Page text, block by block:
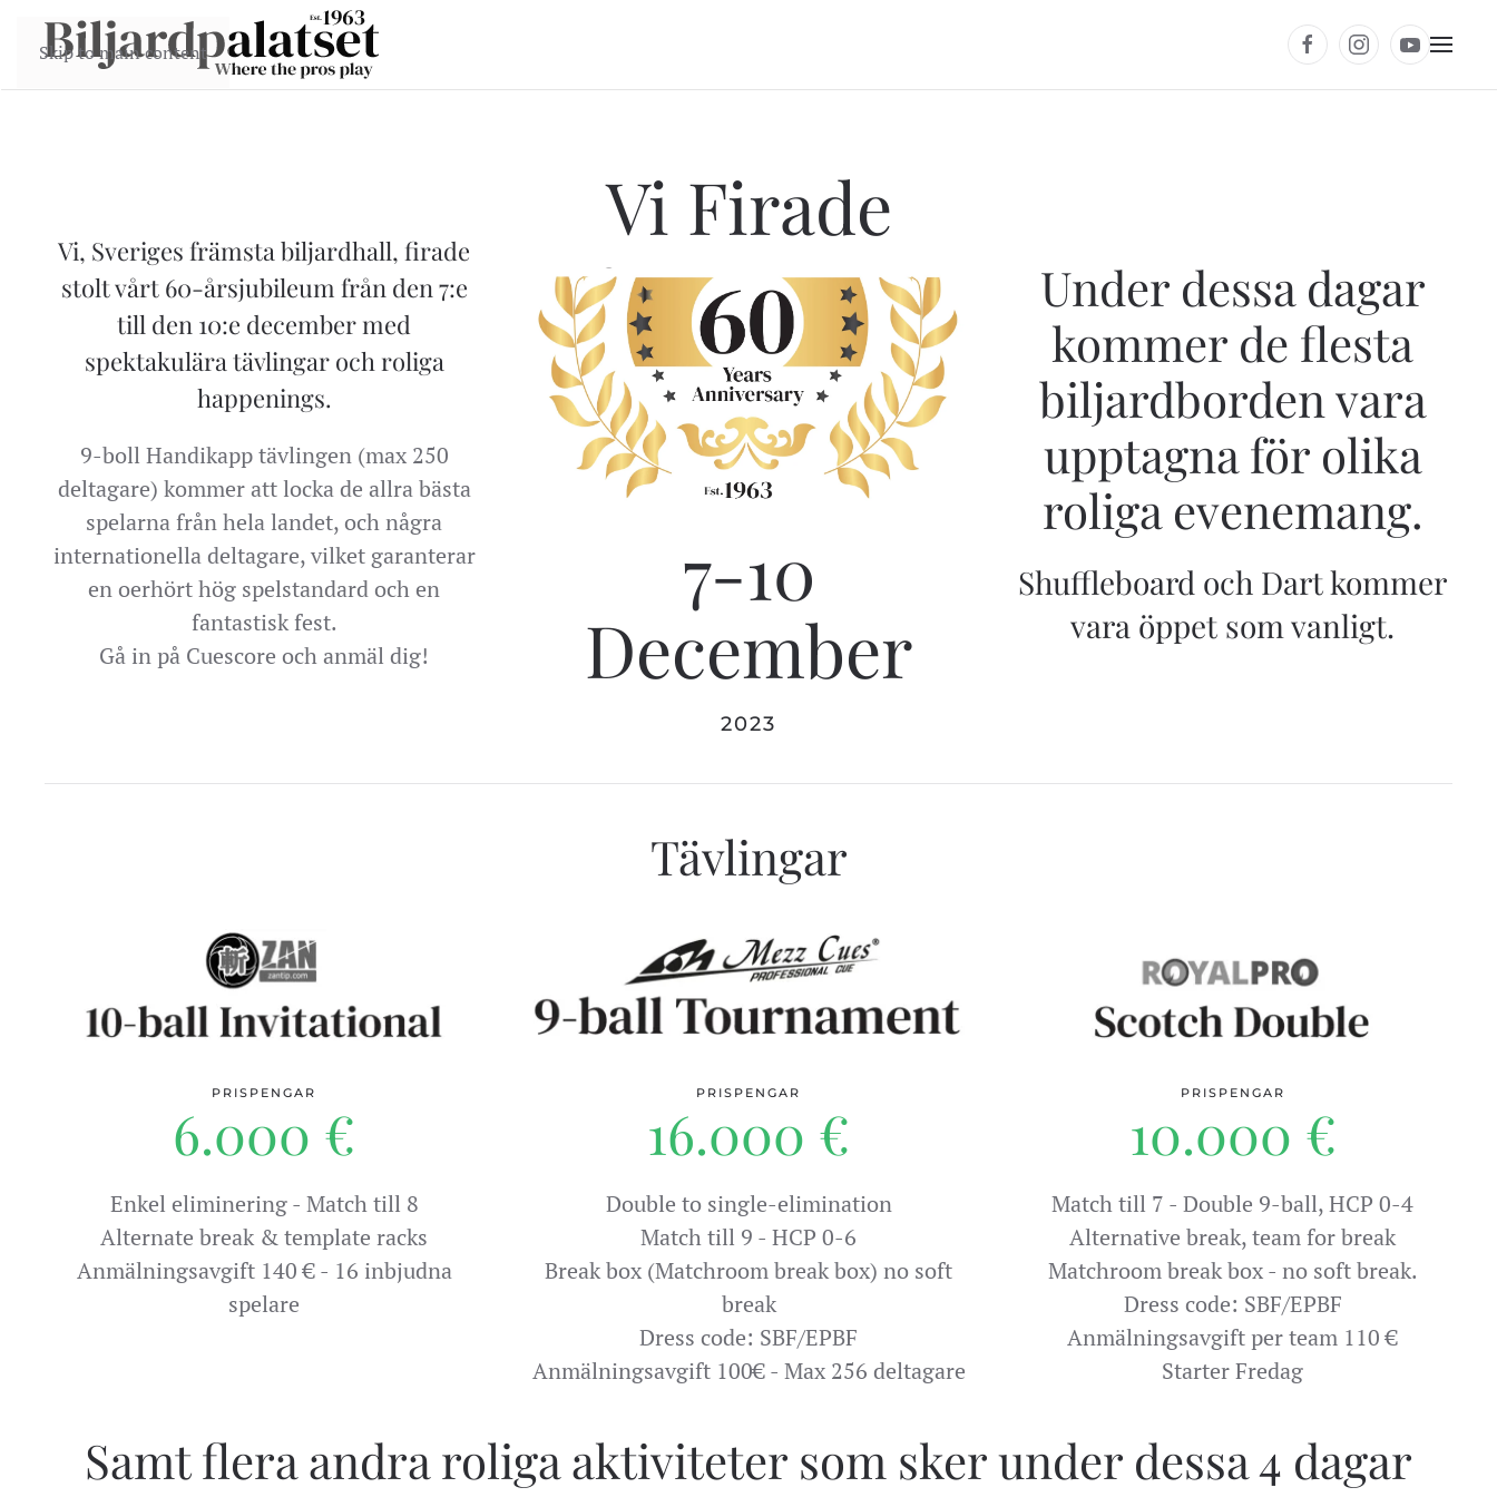
Skip to main content
Vi Firade
7-10
December
2023
Vi, Sveriges främsta biljardhall, firade
stolt vårt 60-årsjubileum från den 7:e
till den 10:e december med
spektakulära tävlingar och roliga
happenings.
9-boll Handikapp tävlingen (max 250
deltagare) kommer att locka de allra bästa
spelarna från hela landet, och några
internationella deltagare, vilket garanterar
en oerhört hög spelstandard och en
fantastisk fest.
Gå in på Cuescore och anmäl dig!
Under dessa dagar
kommer de flesta
biljardborden vara
upptagna för olika
roliga evenemang.
Shuffleboard och Dart kommer
vara öppet som vanligt.
Tävlingar
PRISPENGAR
6.000 €
Enkel eliminering - Match till 8
Alternate break & template racks
Anmälningsavgift 140 € - 16 inbjudna
spelare
PRISPENGAR
16.000 €
Double to single-elimination
Match till 9 - HCP 0-6
Break box (Matchroom break box) no soft
break
Dress code: SBF/EPBF
Anmälningsavgift 100€ - Max 256 deltagare
PRISPENGAR
10.000 €
Match till 7 - Double 9-ball, HCP 0-4
Alternative break, team for break
Matchroom break box - no soft break.
Dress code: SBF/EPBF
Anmälningsavgift per team 110 €
Starter Fredag
Samt flera andra roliga aktiviteter som sker under dessa 4 dagar